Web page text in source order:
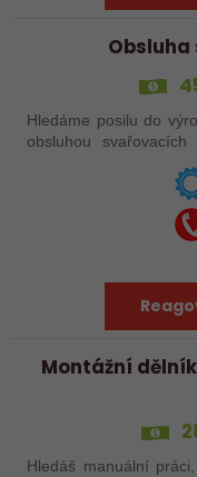
Hledáme posilu do
obsluhou svařovacích
Montážní
Hledáš manuální